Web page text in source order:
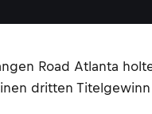
Road Atlanta
dritten